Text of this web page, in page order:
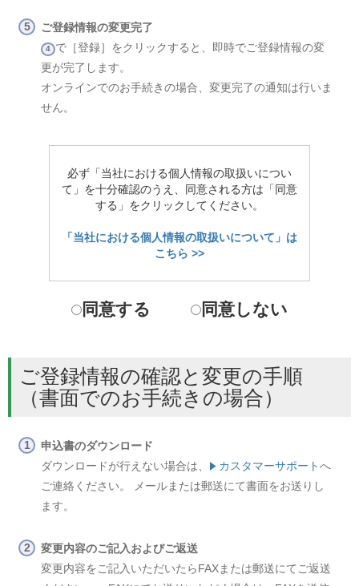
ご登録情報の変更完了
4 で［登録］をクリックすると、即時でご登録情報の変
更が完了します。
オンラインでのお手続きの場合、変更完了の通知は行いま
せん。
必ず「当社における個人情報の取扱いについ
て」を十分確認のうえ、同意される方は「同意
する」をクリックしてください。
「当社における個人情報の取扱いについて」は
こちら >>
同意する 同意しない
ご登録情報の確認と変更の手順
（書面でのお手続きの場合）
申込書のダウンロード
ダウンロードが行えない場合は、
カスタマーサポートへ
ご連絡ください。 メールまたは郵送にて書面をお送りし
ます。
変更内容のご記入およびご返送
変更内容をご記入いただいたらFAXまたは郵送にてご返送